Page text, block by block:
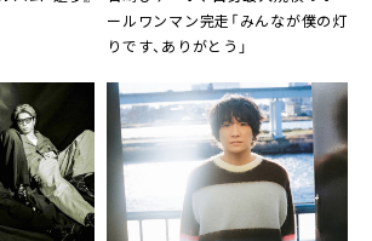
ールワンマン完走「みんなが僕の灯
りです、ありがとう」